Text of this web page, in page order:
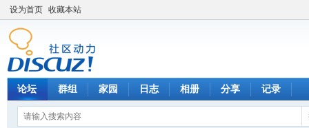
设为首页 收藏本站
论坛 群组 家园 日志 相册 分享 记录